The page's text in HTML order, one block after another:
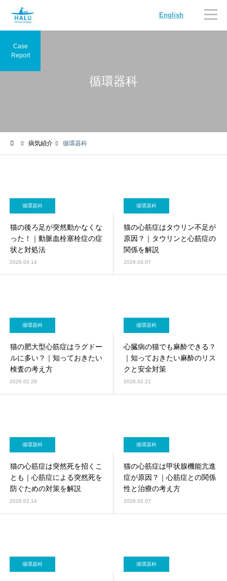
English
画像診断科 軟部外科
循環器科
Case
Report
病気紹介 循環器科
循環器科
猫の後ろ足が突然動かなくな
った！｜動脈血栓塞栓症の症
状と対処法
2026.04.14
循環器科
猫の心筋症はタウリン不足が
原因？｜タウリンと心筋症の
関係を解説
2026.04.07
循環器科
猫の肥大型心筋症はラグドー
ルに多い？｜知っておきたい
検査の考え方
2026.02.28
循環器科
心臓病の猫でも麻酔できる？
｜知っておきたい麻酔のリス
クと安全対策
2026.02.21
循環器科
猫の心筋症は突然死を招くこ
とも｜心筋症による突然死を
防ぐための対策を解説
2026.02.14
循環器科
猫の心筋症は甲状腺機能亢進
症が原因？｜心筋症との関係
性と治療の考え方
2026.02.07
循環器科 循環器科